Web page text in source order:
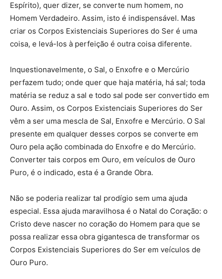
Espírito), quer dizer, se converte num homem, no
Homem Verdadeiro. Assim, isto é indispensável. Mas
criar os Corpos Existenciais Superiores do Ser é uma
coisa, e levá-los à perfeição é outra coisa diferente.
Inquestionavelmente, o Sal, o Enxofre e o Mercúrio
perfazem tudo; onde quer que haja matéria, há sal; toda
matéria se reduz a sal e todo sal pode ser convertido em
Ouro. Assim, os Corpos Existenciais Superiores do Ser
vêm a ser uma mescla de Sal, Enxofre e Mercúrio. O Sal
presente em qualquer desses corpos se converte em
Ouro pela ação combinada do Enxofre e do Mercúrio.
Converter tais corpos em Ouro, em veículos de Ouro
Puro, é o indicado, esta é a Grande Obra.
Não se poderia realizar tal prodígio sem uma ajuda
especial. Essa ajuda maravilhosa é o Natal do Coração: o
Cristo deve nascer no coração do Homem para que se
possa realizar essa obra gigantesca de transformar os
Corpos Existenciais Superiores do Ser em veículos de
Ouro Puro.